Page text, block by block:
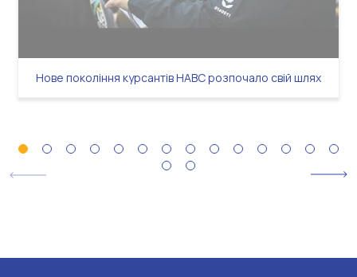
Нове покоління курсантів НАВС розпочало свій шлях